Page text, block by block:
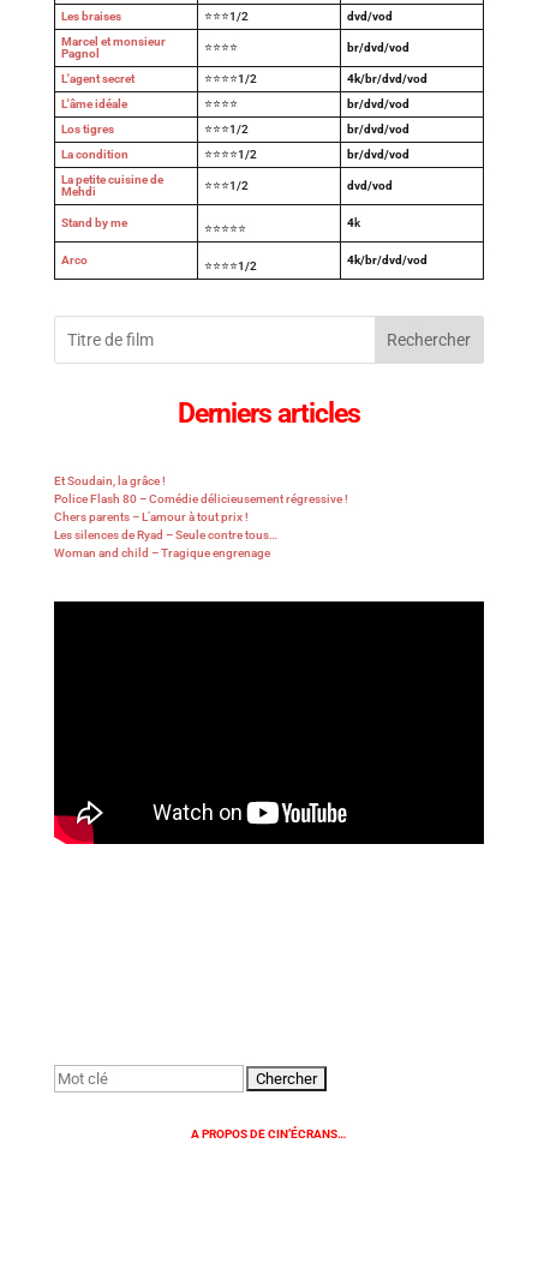
Les braises
⭐⭐⭐1/2
dvd/vod
Marcel et monsieur
Pagnol
⭐⭐⭐⭐ br/dvd/vod
L'agent secret ⭐⭐⭐⭐1/2
4k/br/dvd/vod
L'âme idéale
⭐⭐⭐⭐
br/dvd/vod
Los tigres
⭐⭐⭐1/2
br/dvd/vod
La condition
⭐⭐⭐⭐1/2
br/dvd/vod
La petite cuisine de
Mehdi
⭐⭐⭐1/2 dvd/vod
Stand by me ⭐⭐⭐⭐⭐ 4k
Arco ⭐⭐⭐⭐1/2 4k/br/dvd/vod
Rechercher
Derniers articles
Et Soudain, la grâce !
Police Flash 80 – Comédie délicieusement régressive !
Chers parents – L’amour à tout prix !
Les silences de Ryad – Seule contre tous…
Woman and child – Tragique engrenage
Rechercher:
A PROPOS DE CIN’ÉCRANS…